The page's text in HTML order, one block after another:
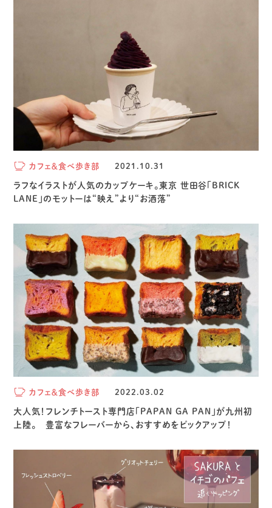
カフェ＆食べ歩き部 2021.10.31
ラフなイラストが人気のカップケーキ。東京 世田谷「BRICK
LANE」のモットーは“映え”より“お洒落”
カフェ＆食べ歩き部 2022.03.02
大人気！フレンチトースト専門店「PAPAN GA PAN」が九州初
上陸。 豊富なフレーバーから、おすすめをピックアップ！